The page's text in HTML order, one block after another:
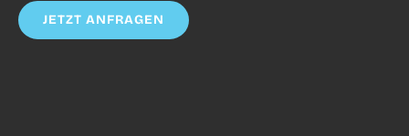
JETZT ANFRAGEN